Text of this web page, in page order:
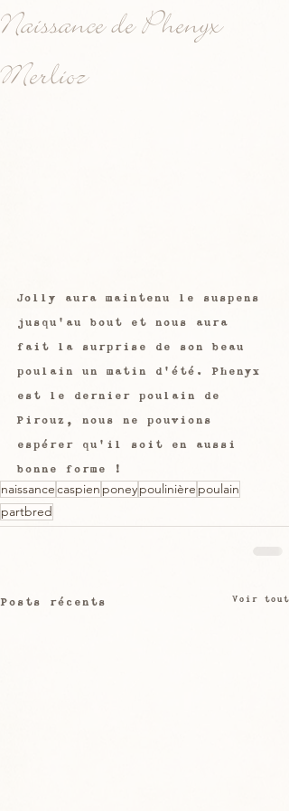
Naissance de Phenyx
Merlioz
Jolly aura maintenu le suspens
jusqu'au bout et nous aura
fait la surprise de son beau
poulain un matin d'été. Phenyx
est le dernier poulain de
Pirouz, nous ne pouvions
espérer qu'il soit en aussi
bonne forme !
naissancecaspien poneypoulinière poulain
partbred
Posts récents Voir tout